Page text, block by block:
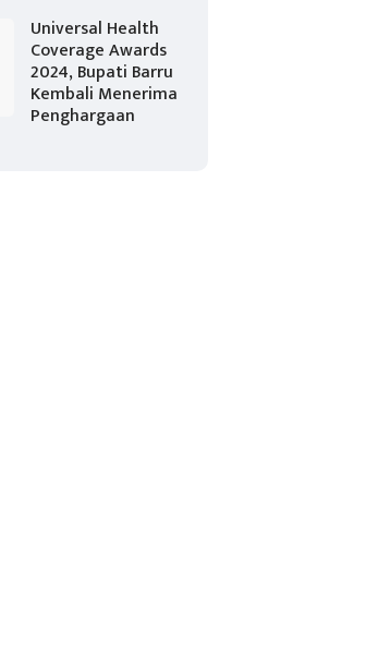
Universal Health
Coverage Awards
2024, Bupati Barru
Kembali Menerima
Penghargaan